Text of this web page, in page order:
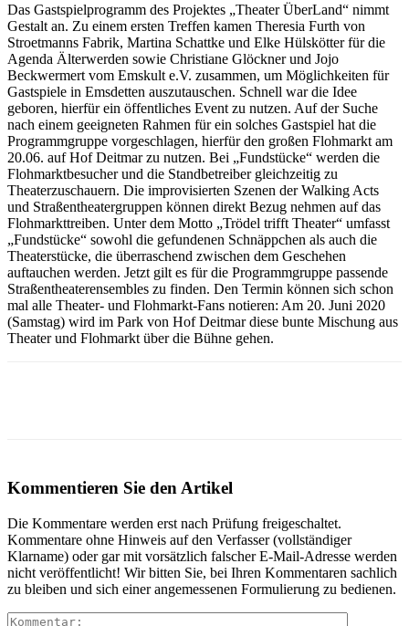
Das Gastspielprogramm des Projektes „Theater ÜberLand“ nimmt
Gestalt an. Zu einem ersten Treffen kamen Theresia Furth von
Stroetmanns Fabrik, Martina Schattke und Elke Hülskötter für die
Agenda Älterwerden sowie Christiane Glöckner und Jojo
Beckwermert vom Emskult e.V. zusammen, um Möglichkeiten für
Gastspiele in Emsdetten auszutauschen. Schnell war die Idee
geboren, hierfür ein öffentliches Event zu nutzen. Auf der Suche
nach einem geeigneten Rahmen für ein solches Gastspiel hat die
Programmgruppe vorgeschlagen, hierfür den großen Flohmarkt am
20.06. auf Hof Deitmar zu nutzen. Bei „Fundstücke“ werden die
Flohmarktbesucher und die Standbetreiber gleichzeitig zu
Theaterzuschauern. Die improvisierten Szenen der Walking Acts
und Straßentheatergruppen können direkt Bezug nehmen auf das
Flohmarkttreiben. Unter dem Motto „Trödel trifft Theater“ umfasst
„Fundstücke“ sowohl die gefundenen Schnäppchen als auch die
Theaterstücke, die überraschend zwischen dem Geschehen
auftauchen werden. Jetzt gilt es für die Programmgruppe passende
Straßentheaterensembles zu finden. Den Termin können sich schon
mal alle Theater- und Flohmarkt-Fans notieren: Am 20. Juni 2020
(Samstag) wird im Park von Hof Deitmar diese bunte Mischung aus
Theater und Flohmarkt über die Bühne gehen.
Kommentieren Sie den Artikel
Die Kommentare werden erst nach Prüfung freigeschaltet.
Kommentare ohne Hinweis auf den Verfasser (vollständiger
Klarname) oder gar mit vorsätzlich falscher E-Mail-Adresse werden
nicht veröffentlicht! Wir bitten Sie, bei Ihren Kommentaren sachlich
zu bleiben und sich einer angemessenen Formulierung zu bedienen.